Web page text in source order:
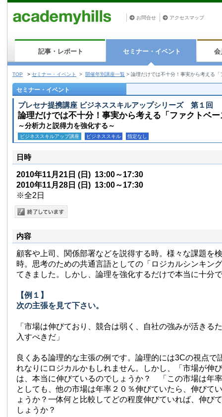
お問合せ アクセスマップ
記事・レポート セミナー・イベント 会
TOP > セミナー・イベント > 開催年別講座一覧 > 論理だけでは不十分！事実から考える「
セミナー・イベント
プレセナ提携講座 ビジネススキルアップシリーズ 第１回
論理だけでは不十分！事実から考える「ファクトベ
～分析力と説得力を強化する～
ビジネススキルアップ講座 ビジネススキル 指定なし
日時
2010年11月21日 (日) 13:00～17:30
2010年11月28日 (日) 13:00～17:30
※全2日
内容
顧客や上司、関係部署などを説得する時。様々な課題を
時。思考のための共通言語としての「ロジカルシンキン
てきました。しかし、論理を強化するだけで本当に十分
【例１】
次の主張を見て下さい。
「市場は伸びており、競合は弱く、自社の強みが活きる
入すべきだ」
良くある論理的な主張の例です。論理的には3Cの視点で
れなりにロジカルかもしれません。しかし、「市場が伸
は、本当に伸びているのでしょうか？ 「この市場は年
としても、他の市場は年率２０％伸びていたら、伸びて
ょうか？一体何と比較してどの程度伸びていれば、伸び
しょうか？